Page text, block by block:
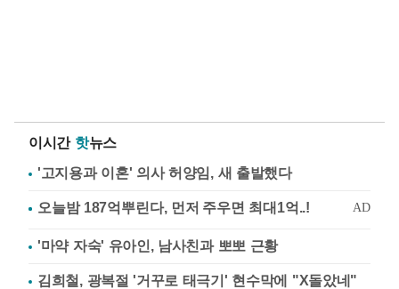
이시간 핫뉴스
'고지용과 이혼' 의사 허양임, 새 출발했다
'마약 자숙' 유아인, 남사친과 뽀뽀 근황
김희철, 광복절 '거꾸로 태극기' 현수막에 "X돌았네"